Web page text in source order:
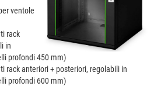
ventole
rack
in
profondi 450 mm)
rack anteriori + posteriori, regolabili in
profondi 600 mm)